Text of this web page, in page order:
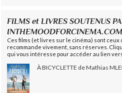
FILMS et LIVRES SOUTENUS
Ces films (et livres sur le cinéma) sont
recommande vivement, sans réserves.
qui vous intéresse pour accéder au lien
À BICYCLETTE de Mathias